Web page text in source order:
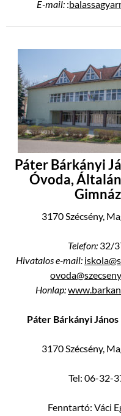
E-mail: :
Páter Bárkányi
Óvoda,
3170 Szécsény,
Telefon: 32/
Hivatalos e-mail:
Honlap:
Páter Bárkányi
3170 Szécsény,
Tel: 06-32-
Fenntartó: Váci